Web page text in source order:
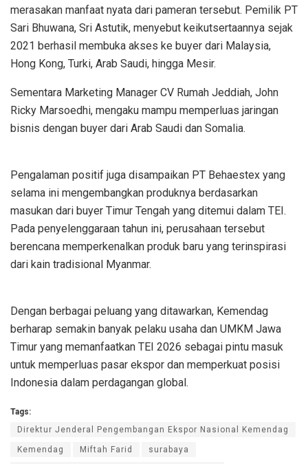
merasakan manfaat nyata dari pameran tersebut. Pemilik PT
Sari Bhuwana, Sri Astutik, menyebut keikutsertaannya sejak
2021 berhasil membuka akses ke buyer dari Malaysia,
Hong Kong, Turki, Arab Saudi, hingga Mesir.
Sementara Marketing Manager CV Rumah Jeddiah, John
Ricky Marsoedhi, mengaku mampu memperluas jaringan
bisnis dengan buyer dari Arab Saudi dan Somalia.
Pengalaman positif juga disampaikan PT Behaestex yang
selama ini mengembangkan produknya berdasarkan
masukan dari buyer Timur Tengah yang ditemui dalam TEI.
Pada penyelenggaraan tahun ini, perusahaan tersebut
berencana memperkenalkan produk baru yang terinspirasi
dari kain tradisional Myanmar.
Dengan berbagai peluang yang ditawarkan, Kemendag
berharap semakin banyak pelaku usaha dan UMKM Jawa
Timur yang memanfaatkan TEI 2026 sebagai pintu masuk
untuk memperluas pasar ekspor dan memperkuat posisi
Indonesia dalam perdagangan global.
Tags:
Direktur Jenderal Pengembangan Ekspor Nasional Kemendag
Kemendag Miftah Farid surabaya